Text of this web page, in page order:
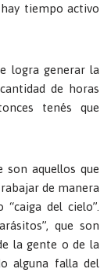
tiempo activo
logra generar la
de horas
tenés que
son aquellos que
de manera
del cielo”.
que son
la gente o de la
alguna falla del